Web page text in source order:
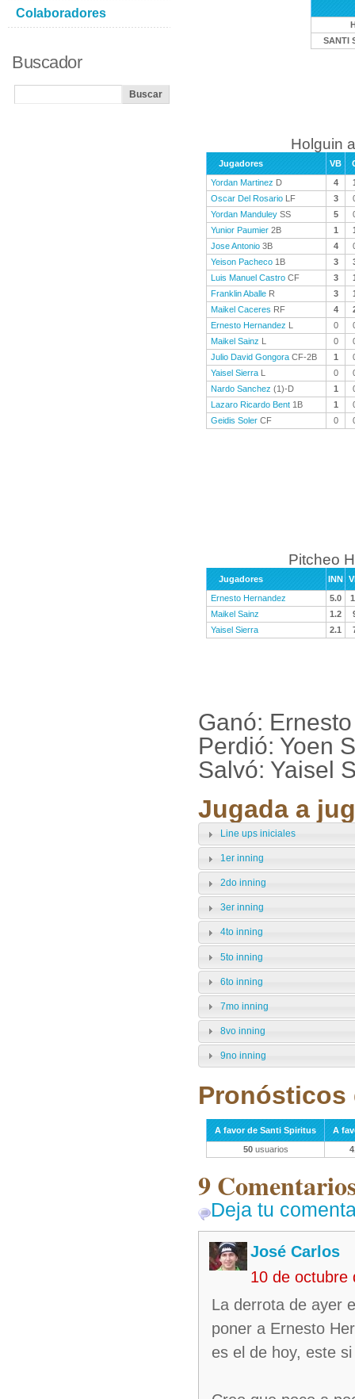
SANTI
Holguin
Jugadores VB
Yordan Martinez D 4
Oscar Del Rosario LF 3
Yordan Manduley SS 5
Yunior Paumier 2B 1
Jose Antonio 3B 4
Yeison Pacheco 1B 3
Luis Manuel Castro CF 3
Franklin Aballe R 3
Maikel Caceres RF 4
Ernesto Hernandez L 0
Maikel Sainz L 0
Julio David Gongora CF-2B 1
Yaisel Sierra L 0
Nardo Sanchez (1)-D 1
Lazaro Ricardo Bent 1B 1
Geidis Soler CF 0
Pitcheo
Jugadores INN
Ernesto Hernandez
5.0
Maikel Sainz
1.2
Yaisel Sierra
2.1
Ganó:
Perdió: Yoen
Salvó: Yaisel
Jugada a
Line ups iniciales
1er inning
2do inning
3er inning
4to inning
5to inning
6to inning
7mo inning
8vo inning
9no inning
Pronósticos
A favor de Santi Spiritus
A
50usuarios
9
Deja tu
José Carlos
10 de octubre
La derrota de ayer
poner a Ernesto
es el de hoy, este
Colaboradores
Buscador